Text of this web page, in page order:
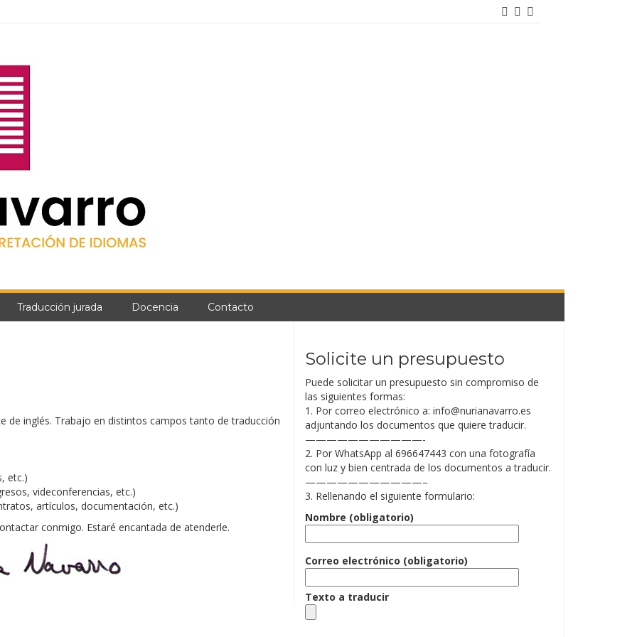
Traducción jurada Docencia Contacto
de inglés. Trabajo en distintos campos tanto de traducción
etc.)
videconferencias, etc.)
artículos, documentación, etc.)
conmigo. Estaré encantada de atenderle.
Solicite un presupuesto
Puede solicitar un presupuesto sin compromiso de
las siguientes formas:
1. Por correo electrónico a: info@nurianavarro.es
adjuntando los documentos que quiere traducir.
———————————-
2. Por WhatsApp al 696647443 con una fotografía
con luz y bien centrada de los documentos a traducir.
———————————–
3. Rellenando el siguiente formulario:
Nombre (obligatorio)
Correo electrónico (obligatorio)
Texto a traducir